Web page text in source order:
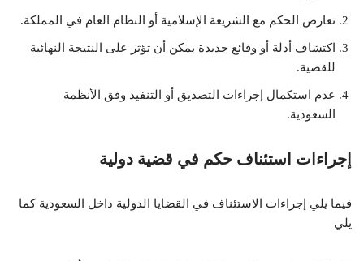
تعارض الحكم مع الشريعة الإسلامية أو النظام العام في المملكة.
اكتشاف أدلة أو وقائع جديدة يمكن أن تؤثر على النتيجة النهائية
للقضية.
عدم استكمال إجراءات التصديق أو التنفيذ وفق الأنظمة
السعودية.
إجراءات استئناف حكم في قضية دولية
فيما يلي إجراءات الاستئناف في القضايا الدولية داخل السعودية كما
يلي